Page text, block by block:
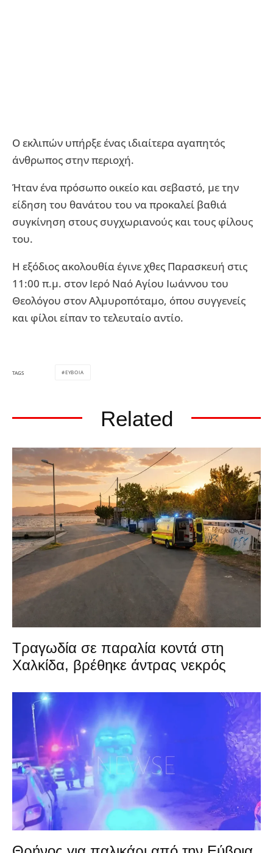
Ο εκλιπών υπήρξε ένας ιδιαίτερα αγαπητός
άνθρωπος στην περιοχή.
Ήταν ένα πρόσωπο οικείο και σεβαστό, με την
είδηση του θανάτου του να προκαλεί βαθιά
συγκίνηση στους συγχωριανούς και τους φίλους
του.
Η εξόδιος ακολουθία έγινε χθες Παρασκευή στις
11:00 π.μ. στον Ιερό Ναό Αγίου Ιωάννου του
Θεολόγου στον Αλμυροπόταμο, όπου συγγενείς
και φίλοι είπαν το τελευταίο αντίο.
TAGS ΕΥΒΟΙΑ
Related
Τραγωδία σε παραλία κοντά στη
Χαλκίδα, βρέθηκε άντρας νεκρός